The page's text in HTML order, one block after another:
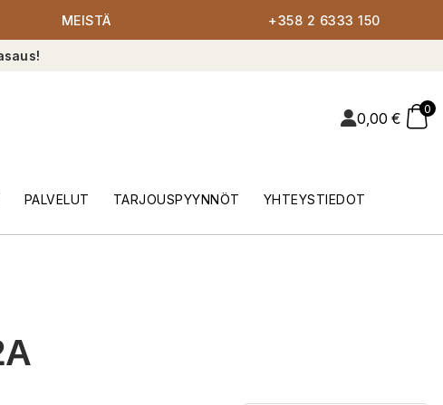
MEISTÄ +358 2 6333 150
0,00 €
0
PALVELUT TARJOUSPYYNNÖT YHTEYSTIEDOT